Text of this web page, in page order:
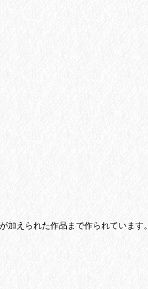
えられた作品まで作られています。